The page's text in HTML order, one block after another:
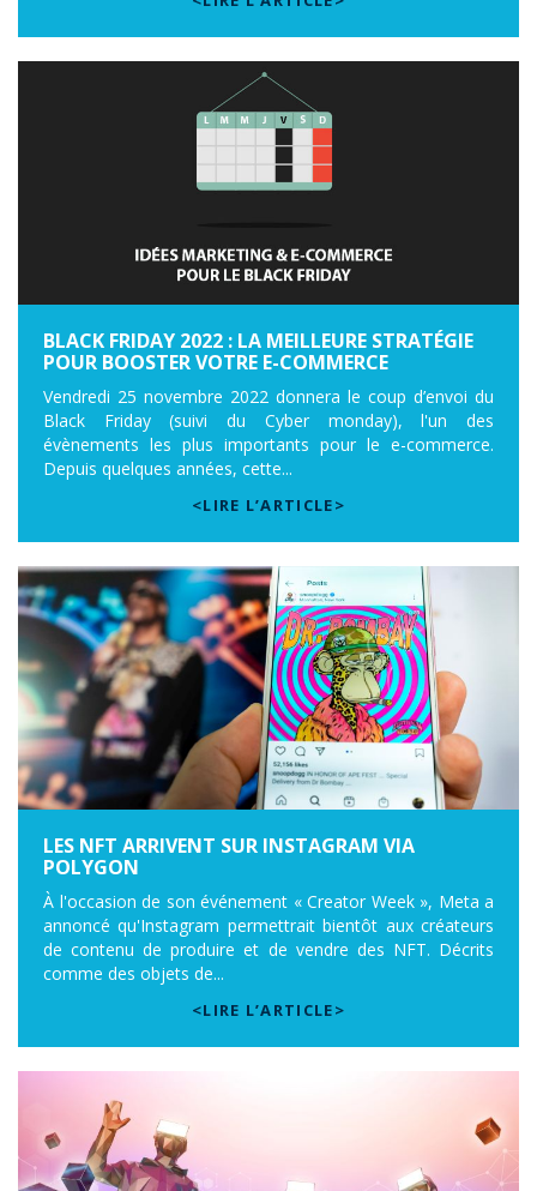
BLACK FRIDAY 2022 : LA MEILLEURE STRATÉGIE
POUR BOOSTER VOTRE E-COMMERCE
Vendredi 25 novembre 2022 donnera le coup d’envoi du
Black Friday (suivi du Cyber monday), l'un des
évènements les plus importants pour le e-commerce.
Depuis quelques années, cette...
<LIRE L’ARTICLE>
LES NFT ARRIVENT SUR INSTAGRAM VIA
POLYGON
À l'occasion de son événement « Creator Week », Meta a
annoncé qu'Instagram permettrait bientôt aux créateurs
de contenu de produire et de vendre des NFT. Décrits
comme des objets de...
<LIRE L’ARTICLE>